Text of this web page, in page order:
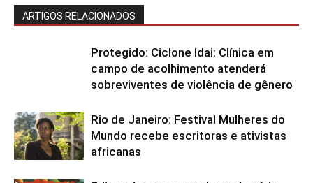
ARTIGOS RELACIONADOS
Protegido: Ciclone Idai: Clínica em
campo de acolhimento atenderá
sobreviventes de violência de gênero
Rio de Janeiro: Festival Mulheres do
Mundo recebe escritoras e ativistas
africanas